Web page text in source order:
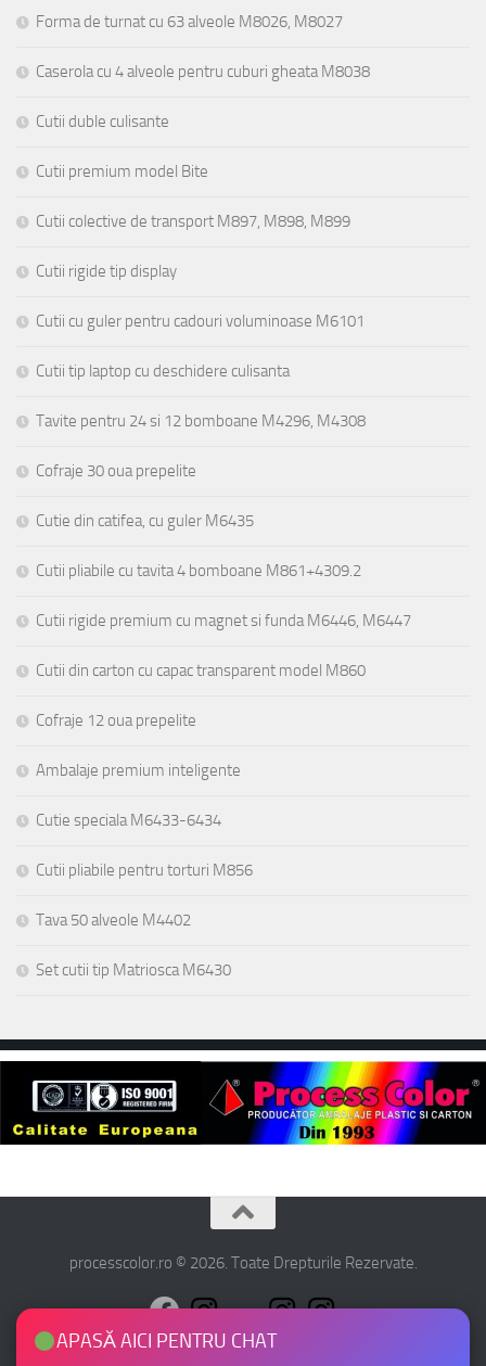
Forma de turnat cu 63 alveole M8026, M8027
Caserola cu 4 alveole pentru cuburi gheata M8038
Cutii duble culisante
Cutii premium model Bite
Cutii colective de transport M897, M898, M899
Cutii rigide tip display
Cutii cu guler pentru cadouri voluminoase M6101
Cutii tip laptop cu deschidere culisanta
Tavite pentru 24 si 12 bomboane M4296, M4308
Cofraje 30 oua prepelite
Cutie din catifea, cu guler M6435
Cutii pliabile cu tavita 4 bomboane M861+4309.2
Cutii rigide premium cu magnet si funda M6446, M6447
Cutii din carton cu capac transparent model M860
Cofraje 12 oua prepelite
Ambalaje premium inteligente
Cutie speciala M6433-6434
Cutii pliabile pentru torturi M856
Tava 50 alveole M4402
Set cutii tip Matriosca M6430
processcolor.ro © 2026. Toate Drepturile Rezervate.
APASĂ AICI PENTRU CHAT